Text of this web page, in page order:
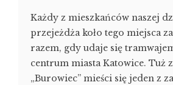
Każdy z mieszkańców naszej
przejeżdża koło tego miejsca
razem, gdy udaje się
centrum miasta Katowice. Tuż
„Burowiec” mieści się jeden z